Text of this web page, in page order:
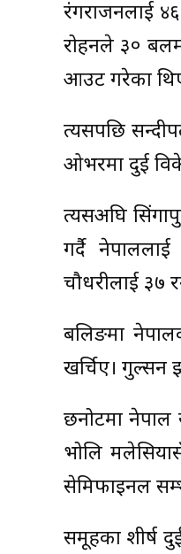
रंगराजनलाई
रोहनले ३०
आउट गरेका
त्यसपछि
ओभरमा दुई
त्यसअघि
गर्दै
चौधरीलाई ३७
बलिङमा
खर्चिए।
छनोटमा
भोलि
सेमिफाइनल
समूहका शीर्ष